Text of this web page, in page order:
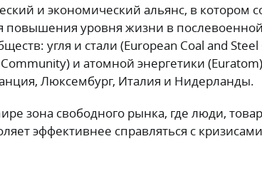
и экономический альянс, в котором
повышения уровня жизни в
угля и стали (European Coal and
и атомной энергетики
Люксембург, Италия и Нидерланды.
зона свободного рынка, где люди,
эффективнее справляться с